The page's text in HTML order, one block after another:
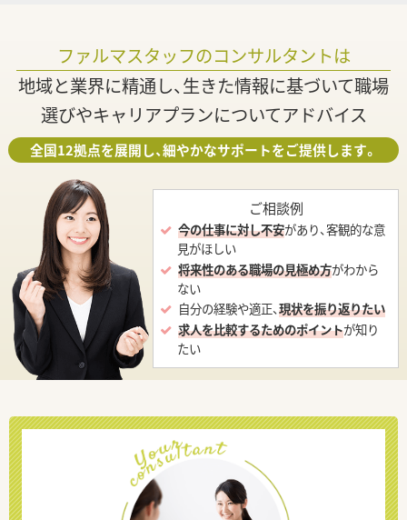
ファルマスタッフのコンサルタントは
地域と業界に精通し、生きた情報に基づいて職場
選びやキャリアプランについてアドバイス
全国12拠点を展開し、細やかなサポートをご提供します。
ご相談例
今の仕事に対し不安があり、客観的な意
見がほしい
将来性のある職場の見極め方がわから
ない
自分の経験や適正、現状を振り返りたい
求人を比較するためのポイントが知り
たい